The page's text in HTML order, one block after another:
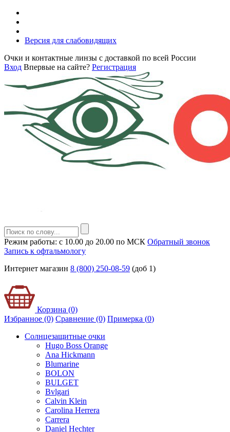
Версия для слабовидящих
Очки и контактные линзы с доставкой по всей России
Вход Впервые на сайте? Регистрация
Режим работы: с 10.00 до 20.00 по МСК Обратный звонок
Запись к офтальмологу
Интернет магазин 8 (800) 250-08-59 (доб 1)
Корзина (0)
Избранное (0) Сравнение (0) Примерка (0)
Солнцезащитные очки
Hugo Boss Orange
Ana Hickmann
Blumarine
BOLON
BULGET
Bvlgari
Calvin Klein
Carolina Herrera
Carrera
Daniel Hechter